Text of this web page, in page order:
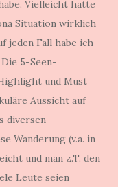
Vielleicht hatte
Situation wirklich
jeden Fall habe ich
5-Seen-
und Must
Aussicht auf
diversen
Wanderung (v.a. in
und man z.T. den
Leute seien